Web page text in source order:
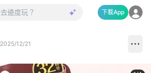
下載App
2025/12/21